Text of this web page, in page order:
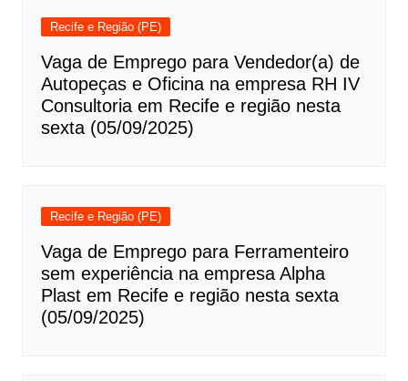
Recife e Região (PE)
Vaga de Emprego para Vendedor(a) de
Autopeças e Oficina na empresa RH IV
Consultoria em Recife e região nesta
sexta (05/09/2025)
Recife e Região (PE)
Vaga de Emprego para Ferramenteiro
sem experiência na empresa Alpha
Plast em Recife e região nesta sexta
(05/09/2025)